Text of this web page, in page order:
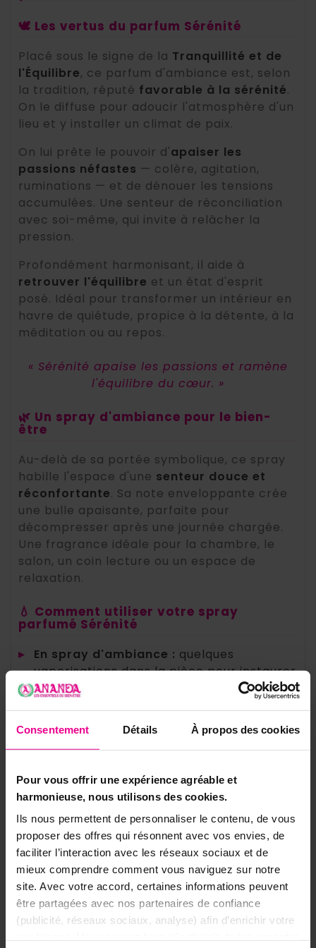
Consentement Détails À propos des cookies
Pour vous offrir une expérience agréable et
harmonieuse, nous utilisons des cookies.
Ils nous permettent de personnaliser le contenu, de vous
proposer des offres qui résonnent avec vos envies, de
faciliter l’interaction avec les réseaux sociaux et de
mieux comprendre comment vous naviguez sur notre
site. Avec votre accord, certaines informations peuvent
être partagées avec nos partenaires de confiance
(publicité, réseaux sociaux, analyse) afin d’enrichir votre
🕊️ Les vertus du parfum Sérénité
Placé sous le signe de la Tranquillité et de
l'Équilibre, ce parfum d'ambiance est, selon
la tradition, réputé favorable à la sérénité.
On le diffuse pour adoucir l'atmosphère d'un
lieu et y installer un climat de paix.
On lui prête le pouvoir d'apaiser les
passions néfastes — colère, agitation,
ruminations — et de dénouer les tensions
accumulées. Une senteur de réconciliation
avec soi-même, qui invite à relâcher la
pression.
Profondément harmonisant, il aide à
retrouver l'équilibre et un état d'esprit
posé. Idéal pour transformer un intérieur en
havre de quiétude, propice à la détente, à la
méditation ou au repos.
« Sérénité apaise les passions et ramène
l'équilibre du cœur. »
🌿 Un spray d'ambiance pour le bien-
être
Au-delà de sa portée symbolique, ce spray
habille l'espace d'une senteur douce et
réconfortante. Sa note enveloppante crée
une bulle apaisante, parfaite pour
décompresser après une journée chargée.
Une fragrance idéale pour la chambre, le
salon, un coin lecture ou un espace de
relaxation.
💧 Comment utiliser votre spray
parfumé Sérénité
▸ En spray d'ambiance : quelques
vaporisations dans la pièce pour instaurer
une atmosphère paisible et harmonieuse.
▸ Avant un moment de détente :vaporisez
dans votre espace de relaxation ou de
méditation pour favoriser le lâcher-prise.
▸ Sur les textiles d'ambiance :rideaux,
coussins ou linge de maison, pour
prolonger la sensation de quiétude (faites
un test préalable sur une zone discrète).
💡 Conseil :vaporisez Sérénité en fin de
journée pour apaiser l'atmosphère, ou
associez-le au spray Sauge Blanche pour
purifier puis pacifier un lieu. Pour aller plus loin,